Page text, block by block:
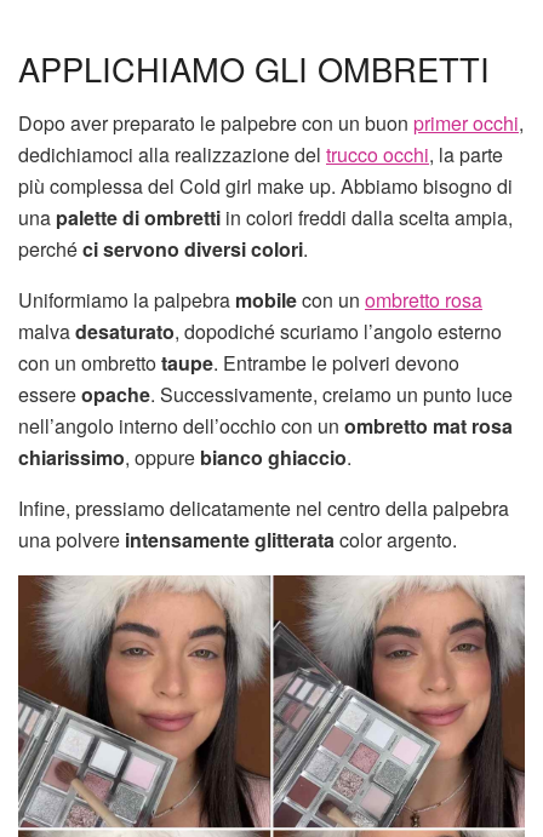
APPLICHIAMO GLI OMBRETTI
Dopo aver preparato le palpebre con un buon primer occhi,
dedichiamoci alla realizzazione del trucco occhi, la parte
più complessa del Cold girl make up. Abbiamo bisogno di
una palette di ombretti in colori freddi dalla scelta ampia,
perchéci servono diversi colori.
Uniformiamo la palpebra mobilecon un ombretto rosa
malvadesaturato, dopodiché scuriamo l’angolo esterno
con un ombrettotaupe. Entrambe le polveri devono
essereopache. Successivamente, creiamo un punto luce
nell’angolo interno dell’occhio con un ombretto mat rosa
chiarissimo, oppure bianco ghiaccio.
Infine, pressiamo delicatamente nel centro della palpebra
una polvere intensamente glitteratacolor argento.